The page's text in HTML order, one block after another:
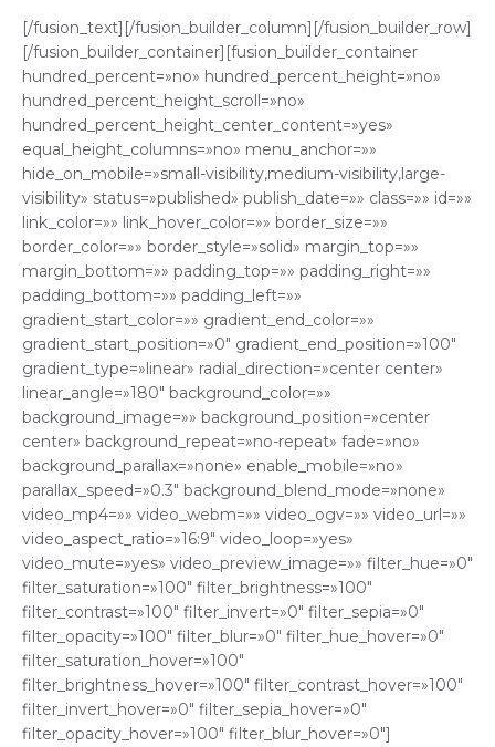
[/fusion_text][/fusion_builder_column][/fusion_builder_row]
[/fusion_builder_container][fusion_builder_container
hundred_percent=»no» hundred_percent_height=»no»
hundred_percent_height_scroll=»no»
hundred_percent_height_center_content=»yes»
equal_height_columns=»no» menu_anchor=»»
hide_on_mobile=»small-visibility,medium-visibility,large-
visibility» status=»published» publish_date=»» class=»» id=»»
link_color=»» link_hover_color=»» border_size=»»
border_color=»» border_style=»solid» margin_top=»»
margin_bottom=»» padding_top=»» padding_right=»»
padding_bottom=»» padding_left=»»
gradient_start_color=»» gradient_end_color=»»
gradient_start_position=»0″ gradient_end_position=»100″
gradient_type=»linear» radial_direction=»center center»
linear_angle=»180″ background_color=»»
background_image=»» background_position=»center
center» background_repeat=»no-repeat» fade=»no»
background_parallax=»none» enable_mobile=»no»
parallax_speed=»0.3″ background_blend_mode=»none»
video_mp4=»» video_webm=»» video_ogv=»» video_url=»»
video_aspect_ratio=»16:9″ video_loop=»yes»
video_mute=»yes» video_preview_image=»» filter_hue=»0″
filter_saturation=»100″ filter_brightness=»100″
filter_contrast=»100″ filter_invert=»0″ filter_sepia=»0″
filter_opacity=»100″ filter_blur=»0″ filter_hue_hover=»0″
filter_saturation_hover=»100″
filter_brightness_hover=»100″ filter_contrast_hover=»100″
filter_invert_hover=»0″ filter_sepia_hover=»0″
filter_opacity_hover=»100″ filter_blur_hover=»0″]